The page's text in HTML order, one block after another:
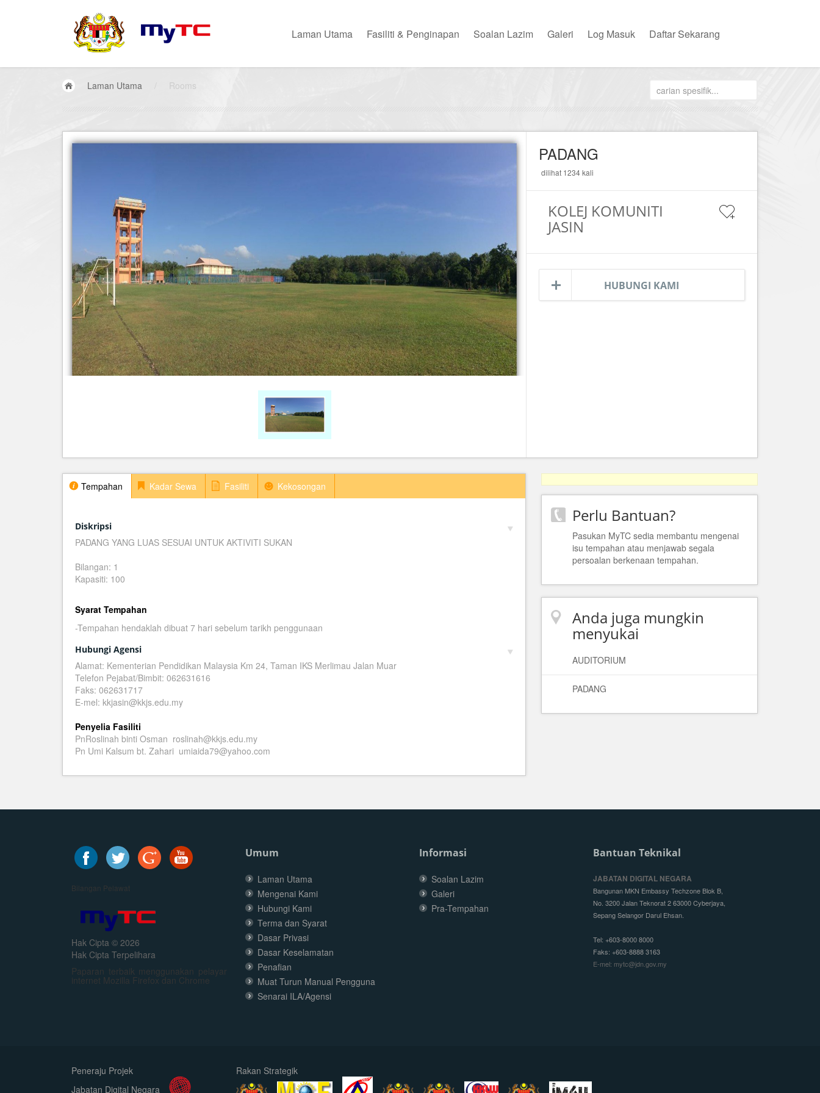
Laman Utama Fasiliti & Penginapan Soalan Lazim Galeri Log Masuk Daftar Sekarang
Laman Utama Rooms
PADANG
dilihat 1234 kali
KOLEJ KOMUNITI
JASIN
HUBUNGI KAMI
Tempahan Kadar Sewa Fasiliti Kekosongan
Diskripsi
PADANG YANG LUAS SESUAI UNTUK AKTIVITI SUKAN
Bilangan: 1
Kapasiti: 100
Syarat Tempahan
-Tempahan hendaklah dibuat 7 hari sebelum tarikh penggunaan
Hubungi Agensi
Alamat: Kementerian Pendidikan Malaysia Km 24, Taman IKS Merlimau Jalan Muar
Telefon Pejabat/Bimbit: 062631616
Faks: 062631717
E-mel: kkjasin@kkjs.edu.my
Penyelia Fasiliti
PnRoslinah binti Osman roslinah@kkjs.edu.my
Pn Umi Kalsum bt. Zahari umiaida79@yahoo.com
Perlu Bantuan?
Pasukan MyTC sedia membantu mengenai
isu tempahan atau menjawab segala
persoalan berkenaan tempahan.
Anda juga mungkin
menyukai
AUDITORIUM
PADANG
Bilangan Pelawat
Hak Cipta © 2026
Hak Cipta Terpelihara
Paparan terbaik menggunakan pelayar
internet Mozilla Firefox dan Chrome
Umum
Laman Utama
Mengenai Kami
Hubungi Kami
Terma dan Syarat
Dasar Privasi
Dasar Keselamatan
Penafian
Muat Turun Manual Pengguna
Senarai ILA/Agensi
Informasi
Soalan Lazim
Galeri
Pra-Tempahan
Bantuan Teknikal
JABATAN DIGITAL NEGARA
Bangunan MKN Embassy Techzone Blok B,
No. 3200 Jalan Teknorat 2 63000 Cyberjaya,
Sepang Selangor Darul Ehsan.
Tel: +603-8000 8000
Faks: +603-8888 3163
E-mel: mytc@jdn.gov.my
Peneraju Projek
Jabatan Digital Negara
Rakan Strategik